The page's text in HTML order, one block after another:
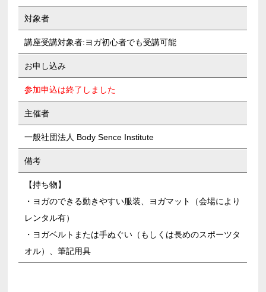
対象者
講座受講対象者:ヨガ初心者でも受講可能
お申し込み
参加申込は終了しました
主催者
一般社団法人 Body Sence Institute
備考
【持ち物】
・ヨガのできる動きやすい服装、ヨガマット（会場により
レンタル有）
・ヨガベルトまたは手ぬぐい（もしくは長めのスポーツタ
オル）、筆記用具